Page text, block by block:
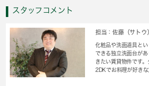
スタッフコメント
担当：佐藤（サトウ
化粧品や洗面道具と
できる独立洗面台が
きたい賃貸物件です
2DKでお料理が好き
とのルームシェアが